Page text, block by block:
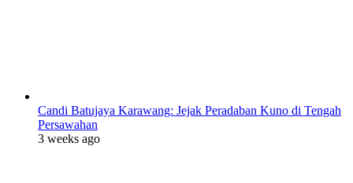
Candi Batujaya Karawang: Jejak Peradaban Kuno di Tengah
Persawahan
3 weeks ago